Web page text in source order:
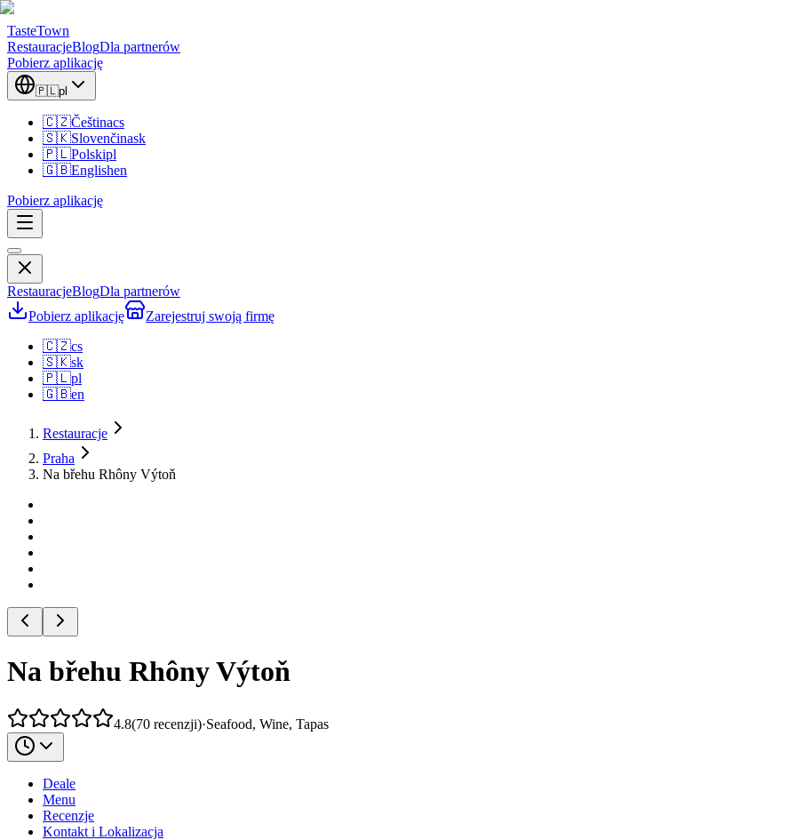
TasteTown
RestauracjeBlogDla partnerów
Pobierz aplikację
🇵🇱pl
🇨🇿Češtinacs
🇸🇰Slovenčinask
🇵🇱Polskipl
🇬🇧Englishen
Pobierz aplikację
RestauracjeBlogDla partnerów
Pobierz aplikację
Zarejestruj swoją firmę
🇨🇿cs
🇸🇰sk
🇵🇱pl
🇬🇧en
Restauracje
Praha
Na břehu Rhôny Výtoň
Na břehu Rhôny Výtoň
4.8(70 recenzji)·Seafood, Wine, Tapas
Deale
Menu
Recenzje
Kontakt i Lokalizacja